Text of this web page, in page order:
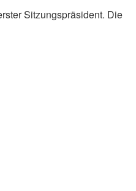
Sitzungspräsident. Die